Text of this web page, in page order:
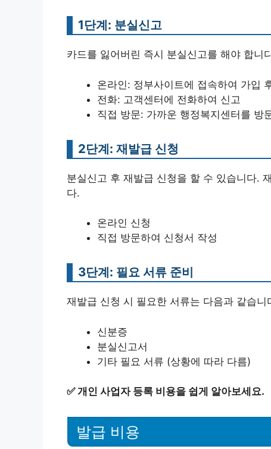
1단계: 분실신고
카드를 잃어버린 즉시 분실신고를 해야 합니
온라인: 정부사이트에 접속하여 가입
전화: 고객센터에 전화하여 신고
직접 방문: 가까운 행정복지센터를 방
2단계: 재발급 신청
분실신고 후 재발급 신청을 할 수 있습니다.
다.
온라인 신청
직접 방문하여 신청서 작성
3단계: 필요 서류 준비
재발급 신청 시 필요한 서류는 다음과 같습니
신분증
분실신고서
기타 필요 서류 (상황에 따라 다름)
✅개인 사업자 등록 비용을 쉽게 알아보세요.
발급 비용